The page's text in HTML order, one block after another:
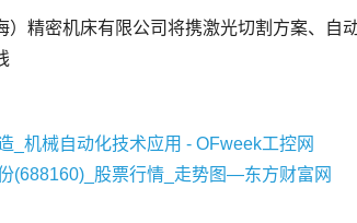
密机床有限公司将携激光切割方案、自
_机械自动化技术应用 - OFweek工控网
(688160)_股票行情_走势图—东方财富网